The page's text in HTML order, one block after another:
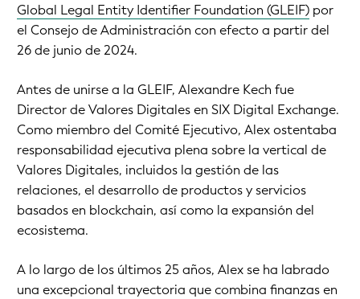
Global Legal Entity Identifier Foundation (GLEIF) por
el Consejo de Administración con efecto a partir del
26 de junio de 2024.
Antes de unirse a la GLEIF, Alexandre Kech fue
Director de Valores Digitales en SIX Digital Exchange.
Como miembro del Comité Ejecutivo, Alex ostentaba
responsabilidad ejecutiva plena sobre la vertical de
Valores Digitales, incluidos la gestión de las
relaciones, el desarrollo de productos y servicios
basados en blockchain, así como la expansión del
ecosistema.
A lo largo de los últimos 25 años, Alex se ha labrado
una excepcional trayectoria que combina finanzas en